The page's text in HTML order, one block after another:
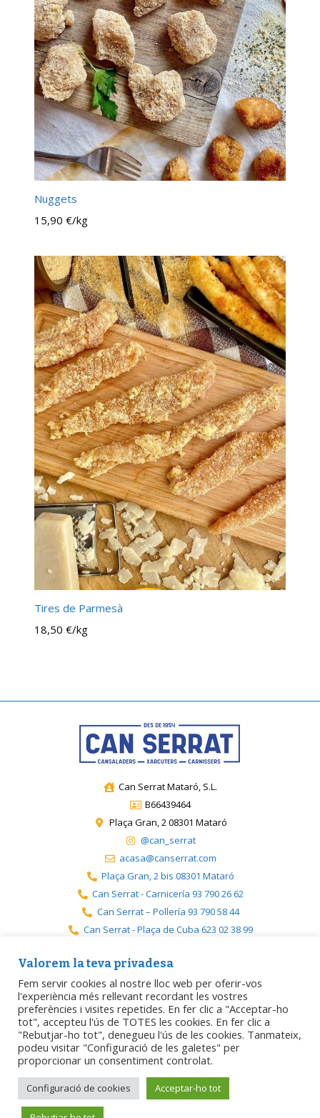
Nuggets
15,90 €/kg
Tires de Parmesà
18,50 €/kg
Can Serrat Mataró, S.L.
B66439464
Plaça Gran, 2 08301 Mataró
@can_serrat
acasa@canserrat.com
Plaça Gran, 2 bis 08301 Mataró
Can Serrat - Carnicería 93 790 26 62
Can Serrat – Pollería 93 790 58 44
Can Serrat - Plaça de Cuba 623 02 38 99
Aviso legal Política de privacidad Política de cookies
Accesibilidad
Diseñado porMatarogroc / ProjecteDigital
Valorem la teva privadesa
Fem servir cookies al nostre lloc web per oferir-vos
l'experiència més rellevant recordant les vostres
preferències i visites repetides. En fer clic a "Acceptar-ho
tot", accepteu l'ús de TOTES les cookies. En fer clic a
"Rebutjar-ho tot", denegueu l'ús de les cookies. Tanmateix,
podeu visitar "Configuració de les galetes" per
proporcionar un consentiment controlat.
Configuració de cookies Acceptar-ho tot